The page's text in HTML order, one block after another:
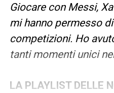
Giocare con Messi,
mi hanno permesso
competizioni. Ho
tanti momenti unici
LA PLAYLIST DELLE